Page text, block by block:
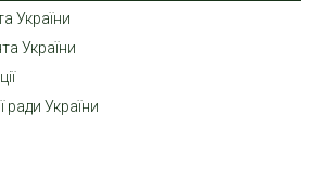
України
України
ради України